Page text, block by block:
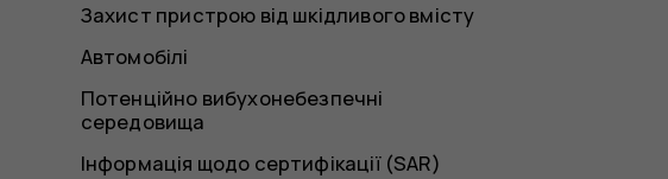
Захист пристрою від шкідливого вмісту
Автомобілі
Потенційно вибухонебезпечні
середовища
Інформація щодо сертифікації (SAR)